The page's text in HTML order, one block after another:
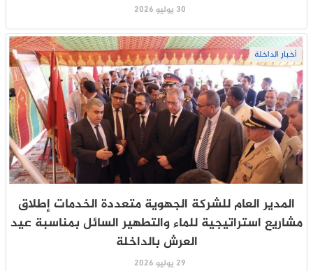
30 يوليو 2026
أخبار الداخلة
المدير العام للشركة الجهوية متعددة الخدمات إطلاق
مشاريع استراتيجية للماء والتطهير السائل بمناسبة عيد
العرش بالداخلة
29 يوليو 2026